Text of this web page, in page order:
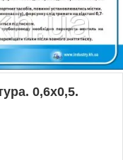
0,6х0,5.